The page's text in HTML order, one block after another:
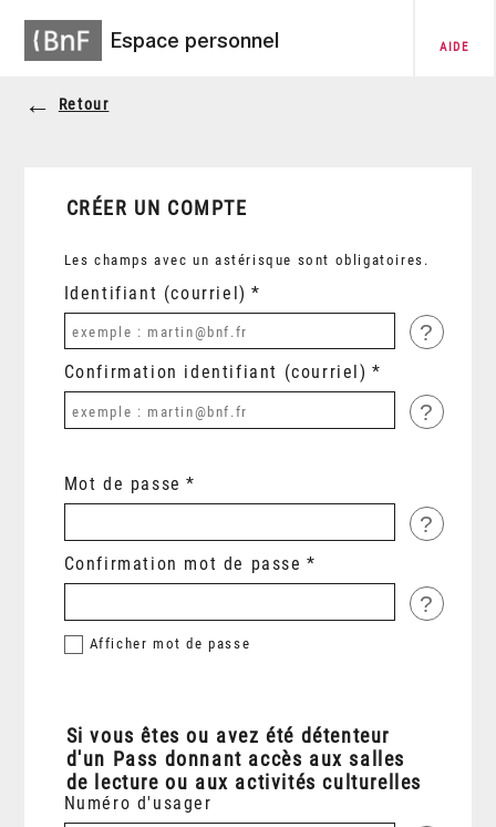
Espace personnel AIDE
Retour
CRÉER UN COMPTE
Les champs avec un astérisque sont obligatoires.
Identifiant (courriel)
?
Confirmation identifiant (courriel)
?
Mot de passe
?
Confirmation mot de passe
?
Afficher mot de passe
Si vous êtes ou avez été détenteur
d'un Pass donnant accès aux salles
de lecture ou aux activités culturelles
Numéro d'usager